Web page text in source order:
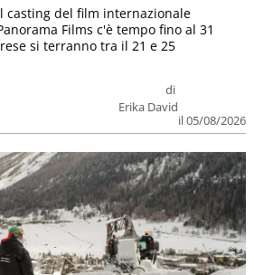
di
Erika David
il 05/08/2026
casting del film internazionale
Films c'è tempo fino al 31
si terranno tra il 21 e 25